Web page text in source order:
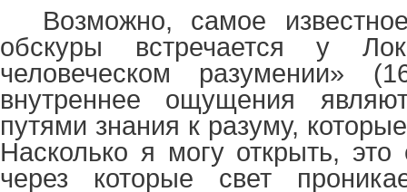
Возможно, самое
обскуры встречается у
человеческом разумении»
внутреннее ощущения
путями знания к разуму,
Насколько я могу открыть, это
через которые свет